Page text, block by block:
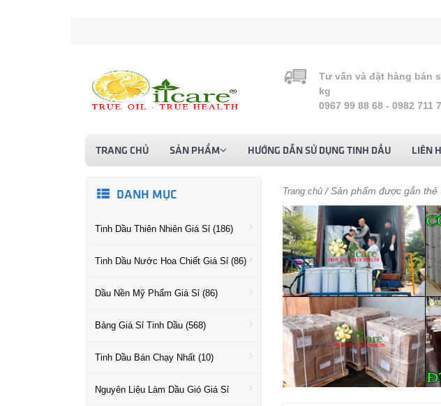
Tư vấn và đặt hàng bán
kg
0967 99 88 68 - 0982 711
TRANG CHỦ SẢN PHẨM HƯỚNG DẪN SỬ DỤNG TINH DẦU LIÊN
DANH MỤC
Tinh Dầu Thiên Nhiên Giá Sỉ (186)
Tinh Dầu Nước Hoa Chiết Giá Sỉ (86)
Dầu Nền Mỹ Phẩm Giá Sỉ (86)
Bảng Giá Sỉ Tinh Dầu (568)
Tinh Dầu Bán Chạy Nhất (10)
Nguyên Liệu Làm Dầu Gió Giá Sỉ
Trang chủ / Sản phẩm được gắn thẻ